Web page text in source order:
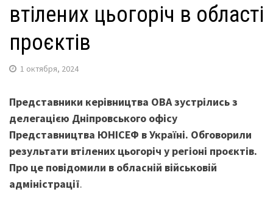
втілених цьогоріч в області
проєктів
1 октября, 2024
Представники керівництва ОВА зустрілись з
делегацією Дніпровського офісу
Представництва ЮНІСЕФ в Україні. Обговорили
результати втілених цьогоріч у регіоні проєктів.
Про це повідомили в обласній військовій
адміністрації.